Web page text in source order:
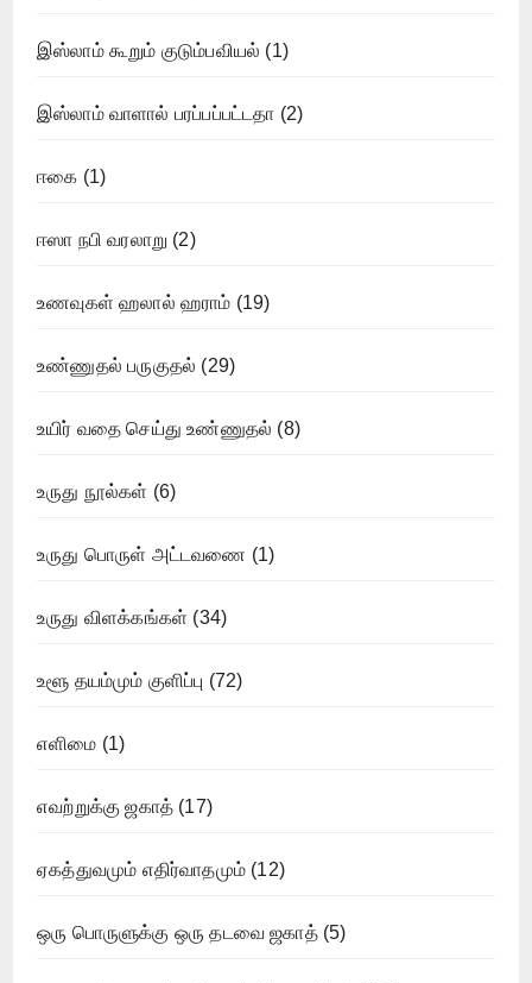
இஸ்லாம் கூறும் குடும்பவியல் (1)
இஸ்லாம் வாளால் பரப்பப்பட்டதா (2)
ஈகை (1)
ஈஸா நபி வரலாறு (2)
உணவுகள் ஹலால் ஹராம் (19)
உண்ணுதல் பருகுதல் (29)
உயிர் வதை செய்து உண்ணுதல் (8)
உருது நூல்கள் (6)
உருது பொருள் அட்டவணை (1)
உருது விளக்கங்கள் (34)
உளூ தயம்மும் குளிப்பு (72)
எளிமை (1)
எவற்றுக்கு ஜகாத் (17)
ஏகத்துவமும் எதிர்வாதமும் (12)
ஒரு பொருளுக்கு ஒரு தடவை ஜகாத்(5)